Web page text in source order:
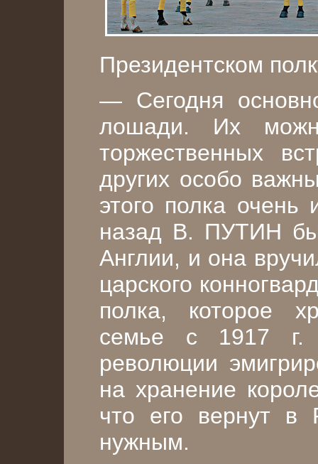
Президентском
— Сегодня
лошади. Их
торжественных
других особо
этого полка очень
назад В. ПУТИН
Англии, и она
царского
полка, которое
семье с 1917 г.
революции
на хранение
что его вернут в
нужным.